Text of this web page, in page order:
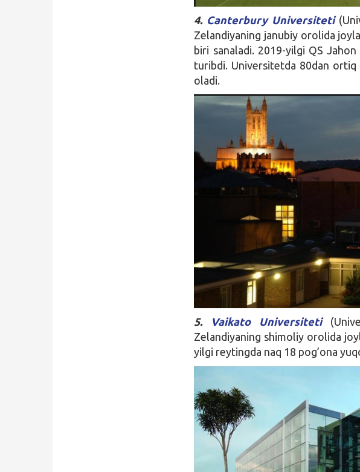
4. Canterbury Universiteti
Zelandiyaning janubiy orolida
biri sanaladi. 2019-yilgi QS
turibdi. Universitetda 80dan
oladi.
5. Vaikato Universiteti
Zelandiyaning shimoliy orolida
yilgi reytingda naq 18 pog’ona